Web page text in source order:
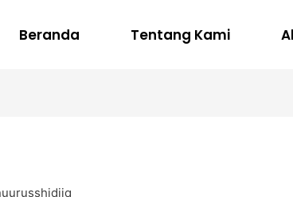
Beranda Tentang Kami